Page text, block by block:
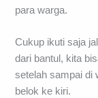
para warga.
Cukup ikuti saja
dari bantul, kita
setelah sampai di
belok ke kiri.